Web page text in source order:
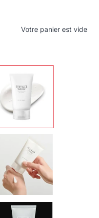
Votre panier est vide